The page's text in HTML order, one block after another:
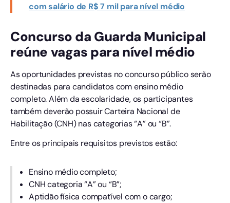
com salário de R$ 7 mil para nível médio
Concurso da Guarda Municipal
reúne vagas para nível médio
As oportunidades previstas no concurso público serão
destinadas para candidatos com ensino médio
completo. Além da escolaridade, os participantes
também deverão possuir Carteira Nacional de
Habilitação (CNH) nas categorias “A” ou “B”.
Entre os principais requisitos previstos estão:
Ensino médio completo;
CNH categoria “A” ou “B”;
Aptidão física compatível com o cargo;